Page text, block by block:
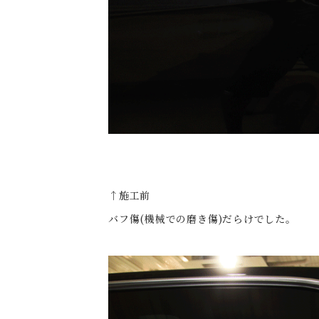
↑施工前
バフ傷(機械での磨き傷)だらけでした。